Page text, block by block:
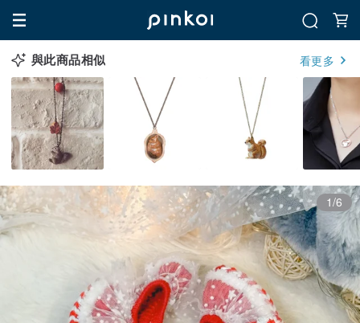
與此商品相似 看更多
1/6